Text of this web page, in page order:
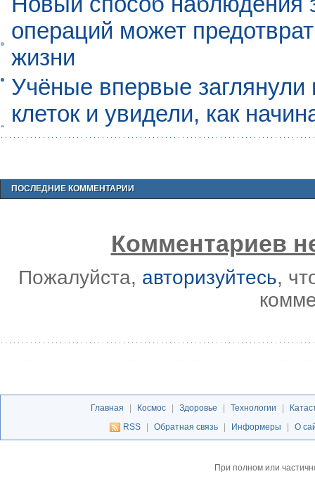
операций может
жизни
Учёные впервые
клеток и увидели, как
ПОСЛЕДНИЕ КОММЕНТАРИИ
Комментариев
Пожалуйста, авторизуйтесь,
Главная | Космос | Здоровье | Технологии |
RSS
| Обратная связь | Информеры | О
При полном или